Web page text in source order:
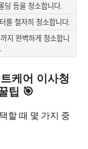
딩 등을 청소합니다.
를 철저히 청소합니다.
지 완벽하게 청소합니
케어 이사청
팁 🎯
할 때 몇 가지 중